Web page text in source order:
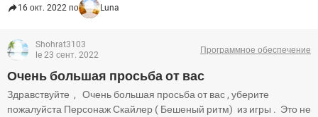
16 окт. 2022 по Luna
Shohrat3103
le 23 сент. 2022
Программное обеспечение
Очень большая просьба от вас
Здравствуйте , Очень большая просьба от вас , уберите
пожалуйста Персонаж Скайлер ( Бешеный ритм) из игры . Это не